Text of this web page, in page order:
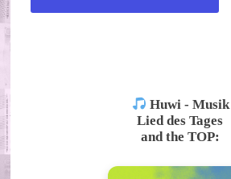
Huwi - Musik
Lied des Tages
and the TOP: